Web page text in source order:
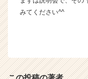
みてください^^